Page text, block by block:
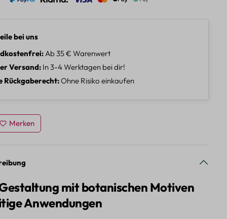
bei uns
Ab 35 € Warenwert
Versand In 3-4 Werktagen bei dir!
Rückgaberecht Ohne Risiko einkaufen
Merken
mit botanischen Motiven
Anwendungen